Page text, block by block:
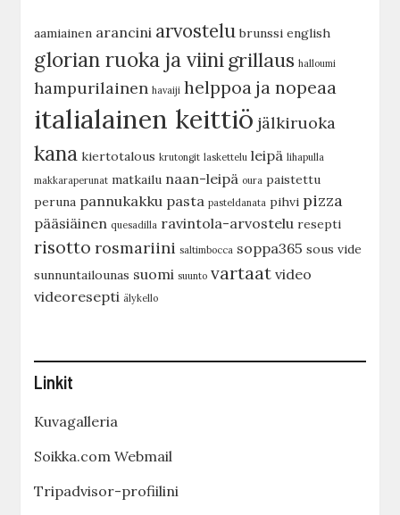
aamiainen arancini arvostelu brunssi english
glorian ruoka ja viini grillaus halloumi
hampurilainen havaiji helppoa ja nopeaa
italialainen keittiö jälkiruoka
kana kiertotalous krutongit laskettelu leipä lihapulla
makkaraperunat matkailu naan-leipä oura paistettu
peruna pannukakku pasta pasteldanata pihvi pizza
pääsiäinen quesadilla ravintola-arvostelu resepti
risotto rosmariini saltimbocca soppa365 sous vide
sunnuntailounas suomi suunto vartaat video
videoresepti älykello
Linkit
Kuvagalleria
Soikka.com Webmail
Tripadvisor-profiilini